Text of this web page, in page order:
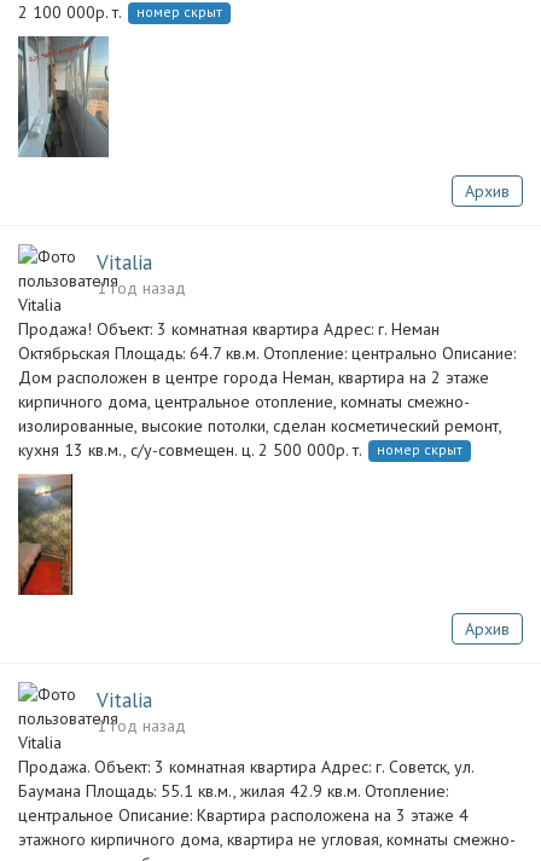
2 100 000р. т.
номер скрыт
Архив
Vitalia
1 год назад
Продажа! Объект: 3 комнатная квартира Адрес: г. Неман
Октябрьская Площадь: 64.7 кв.м. Отопление: центрально Описание:
Дом расположен в центре города Неман, квартира на 2 этаже
кирпичного дома, центральное отопление, комнаты смежно-
изолированные, высокие потолки, сделан косметический ремонт,
кухня 13 кв.м., с/у-совмещен. ц. 2 500 000р. т.
номер скрыт
Архив
Vitalia
1 год назад
Продажа. Объект: 3 комнатная квартира Адрес: г. Советск, ул.
Баумана Площадь: 55.1 кв.м., жилая 42.9 кв.м. Отопление:
центральное Описание: Квартира расположена на 3 этаже 4
этажного кирпичного дома, квартира не угловая, комнаты смежно-